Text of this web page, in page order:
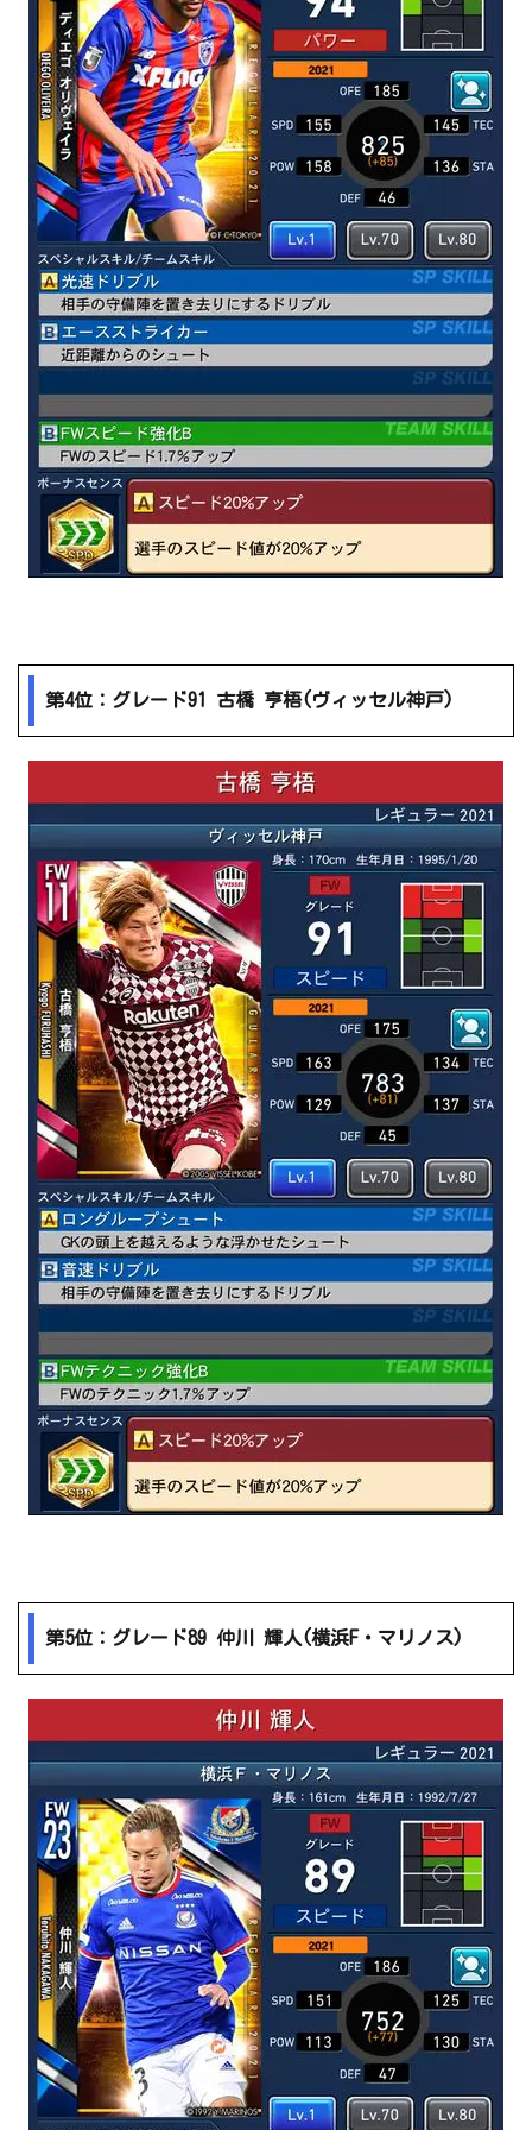
第4位：グレード91 古橋 亨梧(ヴィッセル神戸)
第5位：グレード89 仲川 輝人(横浜F・マリノス)